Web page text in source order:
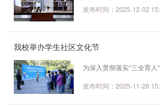
副院长曹广祥教授以《数
维护宪法权威，广东东软
2025年“宪法宣传周”系列
院在常态化推进“宪法卫士
我们成长》歌曲传唱活动
度融合，成为本次宣传周
发布时间：2025-12-02
我校举办学生社区文化节
为深入贯彻落实“三全育人
将学生社区打造成为集学
发布时间：2025-11-28